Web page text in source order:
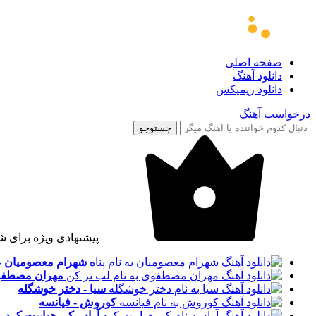
صفحه اصلی
دانلود آهنگ
دانلود ریمیکس
درخواست آهنگ
جستوجو
پیشنهادی ویژه برای
شهرام معصومیان -
مهران
سیا - دختر خوشگله
کوروش - فیانسه